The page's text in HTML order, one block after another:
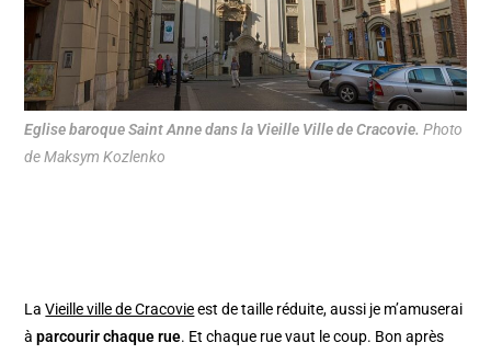
Eglise baroque Saint Anne dans la Vieille Ville de Cracovie. Photo
de Maksym Kozlenko
LaVieille ville de Cracovieest de taille réduite, aussi je m’amuserai
àparcourir chaque rue. Et chaque rue vaut le coup. Bon après